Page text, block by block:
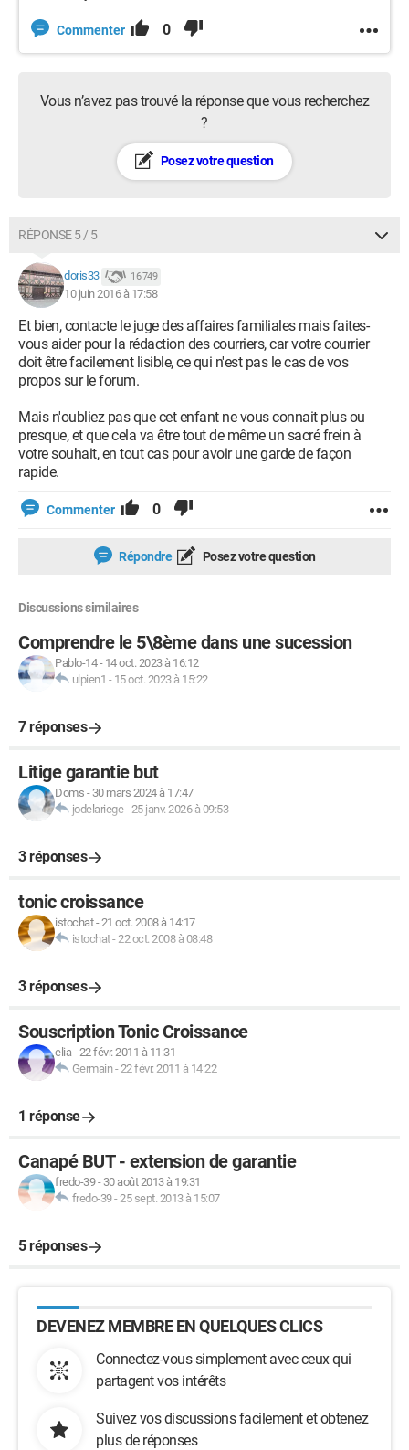
Commenter 0
Vous n’avez pas trouvé la réponse que vous recherchez
?
Posez votre question
RÉPONSE 5 / 5
doris33 16 749
10 juin 2016 à 17:58
Et bien, contacte le juge des affaires familiales mais faites-
vous aider pour la rédaction des courriers, car votre courrier
doit être facilement lisible, ce qui n'est pas le cas de vos
propos sur le forum.
Mais n'oubliez pas que cet enfant ne vous connait plus ou
presque, et que cela va être tout de même un sacré frein à
votre souhait, en tout cas pour avoir une garde de façon
rapide.
Commenter 0
Répondre Posez votre question
Discussions similaires
Comprendre le 5\8ème dans une sucession
Pablo-14- 14 oct. 2023 à 16:12
ulpien1 - 15 oct. 2023 à 15:22
7 réponses
Litige garantie but
Doms - 30 mars 2024 à 17:47
jodelariege-25 janv. 2026 à 09:53
3 réponses
tonic croissance
istochat-21 oct. 2008 à 14:17
istochat-22 oct. 2008 à 08:48
3 réponses
Souscription Tonic Croissance
elia-22 févr. 2011 à 11:31
Germain-22 févr. 2011 à 14:22
1 réponse
Canapé BUT - extension de garantie
fredo-39- 30 août 2013 à 19:31
fredo-39-25 sept. 2013 à 15:07
5 réponses
DEVENEZ MEMBRE EN QUELQUES CLICS
Connectez-vous simplement avec ceux qui
partagent vos intérêts
Suivez vos discussions facilement et obtenez
plus de réponses